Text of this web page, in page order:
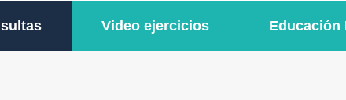
Video ejercicios Educación